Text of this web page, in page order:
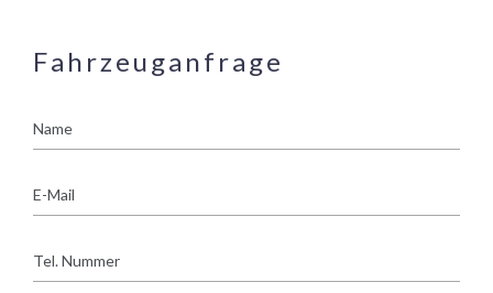
Fahrzeuganfrage
Mail
Nummer